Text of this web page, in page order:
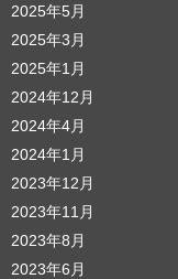
2025年5月
2025年3月
2025年1月
2024年12月
2024年4月
2024年1月
2023年12月
2023年11月
2023年8月
2023年6月